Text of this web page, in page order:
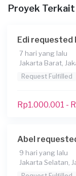
Proyek Terkait
Edi requested
7 hari yang lalu
Jakarta Barat,
Request Fulfilled
Rp1.000.001 -
Abel
9 hari yang lalu
Jakarta Selatan,